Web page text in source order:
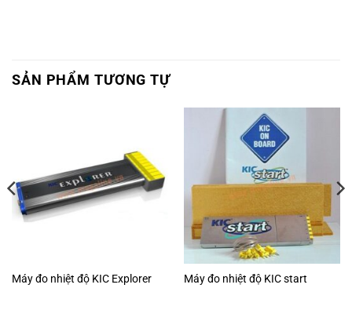
SẢN PHẨM TƯƠNG TỰ
Máy đo nhiệt độ KIC Explorer Máy đo nhiệt độ KIC start